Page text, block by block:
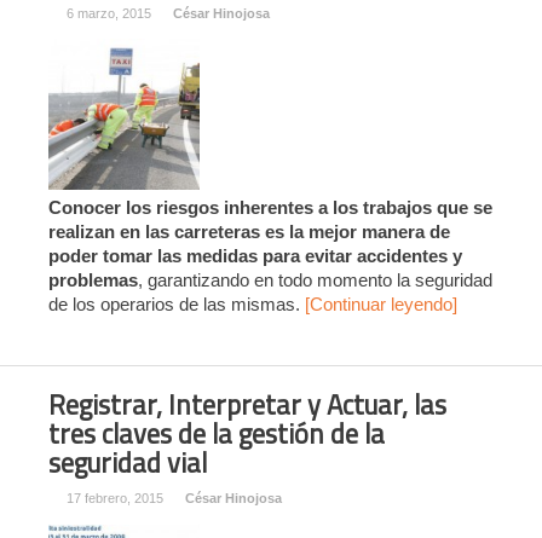
6 marzo, 2015 César Hinojosa
Conocer los riesgos inherentes a los trabajos que se
realizan en las carreteras es la mejor manera de
poder tomar las medidas para evitar accidentes y
problemas, garantizando en todo momento la seguridad
de los operarios de las mismas. [Continuar leyendo]
Registrar, Interpretar y Actuar, las
tres claves de la gestión de la
seguridad vial
17 febrero, 2015 César Hinojosa